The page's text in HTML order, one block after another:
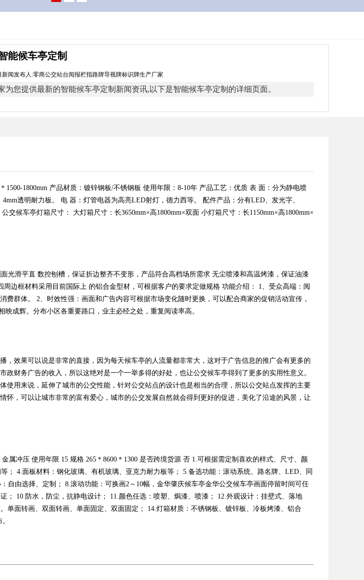
能候车亭定制
闻发布人:零商公交站台阅报栏指路牌导视牌标识牌生产厂家
您提供最新的智能候车亭定制新闻资讯,以下是智能候车亭定制的详细页面。
1500-1800mm 产品材质：镀锌钢板/不锈钢板 使用年限：8-10年 产品工艺：优质 表 面：分为静电喷
透明耐力板。 电 器：灯管电器为高亮LED射灯，德力西等。 配件产品：分有LED、发光字、
候车亭灯箱尺寸： 大灯箱尺寸：长3650mm×高1800mm×双面 小灯箱尺寸：长1150mm×高1800mm×
光滑平直 数控刨槽，保证折边整齐不变形，产品符合高档场所需求 无尘喷漆和高温烤漆，保证油漆
边框材料采用目前国际上 的铝合金型材，可根据客户的要求定做规格 功能介绍： 1、受众高端：阅
群体。 2、时效性强：画面和广告内容可根据市场变化随时更换，可以配合商家的促销活动宣传，
成辉。分布小区各重要路口，业主必经之处，重复阅读率高。
效果可以说是非常的直接，因为每天候车亭的人流量都非常大，这对于广告信息的推广会有更多的
财务广告的收入，所以这绝对是一个一举多得的好处，也让公交候车亭得到了更多的实用性意义。
用来说，延伸了城市的公交性能，针对公交站点的设计也是相当的合理，所以公交站点发挥的主要
，可以让城市非常的富有爱心，城市的公交发展自然就会得到更好的促进，美化了沿途的风景，让
属冲压 使用年限 15 规格 265＊8600＊1300 是否跨境货源 否 1.可根据需定制喜欢的样式、尺寸、颜
； 4.面板材料：钢化玻璃、有机玻璃、亚克力耐力板等； 5.备选功能：滚动系统、路名牌、LED、同
自由选择、定制； 8.滚动功能：可换画2～10幅，金华肇庆候车亭金华公交候车亭画面停留时间可任
10.防水，防尘，抗静电设计； 11.颜色任选：喷塑、焗漆、喷漆； 12.外观设计：挂壁式、落地
单面转画、双面转画、单面固定、双面固定； 14.灯箱材质：不锈钢板、镀锌板、冷板烤漆、铝合